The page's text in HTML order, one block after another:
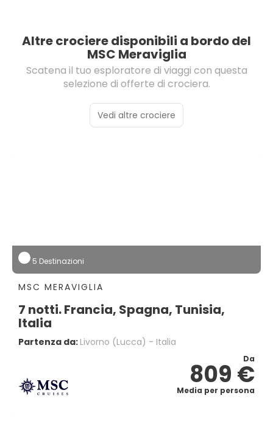
Altre crociere disponibili a bordo del
MSC Meraviglia
Scatena il tuo esploratore di viaggi con questa
selezione di offerte di crociera.
Vedi altre crociere
5 Destinazioni
MSC MERAVIGLIA
7 notti. Francia, Spagna, Tunisia,
Italia
Partenza da: Livorno (lucca) - Italia
Da
809 €
Media per persona